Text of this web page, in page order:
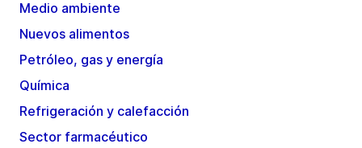
Medio ambiente
Nuevos alimentos
Petróleo, gas y energía
Química
Refrigeración y calefacción
Sector farmacéutico